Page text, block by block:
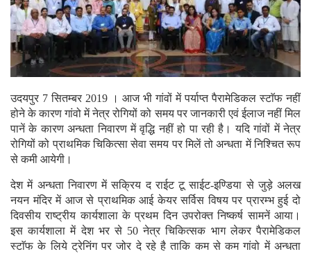
उदयपुर 7 सितम्बर 2019 । आज भी गांवों में पर्याप्त पैरामेडिकल स्टाॅफ नहीं
होने के कारण गांवो में नेत्र रोगियों को समय पर जानकारी एवं ईलाज नहीं मिल
पानें के कारण अन्धता निवारण में वृद्धि नहीं हो पा रही है। यदि गांवों में नेत्र
रोगियों को प्राथमिक चिकित्सा सेवा समय पर मिलें तो अन्धता में निश्चित रूप
से कमी आयेगी।
देश में अन्धता निवारण में सक्रिय द राईट टू साईट-इण्डिया से जुड़े अलख
नयन मंदिर में आज से प्राथमिक आई केयर सर्विस विषय पर प्रारम्भ हुई दो
दिवसीय राष्ट्रीय कार्यशाला के प्रथम दिन उपरोक्त निष्कर्ष सामनें आया।
इस कार्यशाला में देश भर से 50 नेत्र चिकित्सक भाग लेकर पैरामेडिकल
स्टाॅफ के लिये ट्रेनिंग पर जोर दे रहे है ताकि कम से कम गांवो में अन्धता